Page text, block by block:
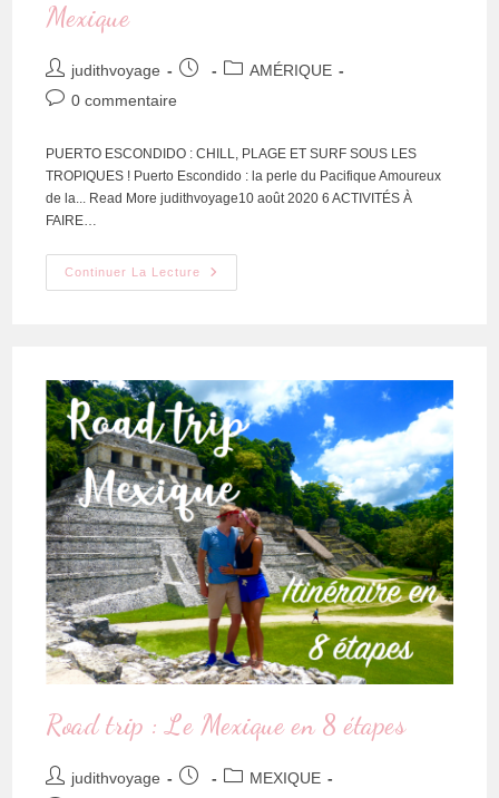
Mexique
judithvoyage
AMÉRIQUE
0 commentaire
PUERTO ESCONDIDO : CHILL, PLAGE ET SURF SOUS LES
TROPIQUES ! Puerto Escondido : la perle du Pacifique Amoureux
de la... Read More judithvoyage10 août 2020 6 ACTIVITÉS À
FAIRE…
Continuer La Lecture
Road trip : Le Mexique en 8 étapes
judithvoyage
MEXIQUE